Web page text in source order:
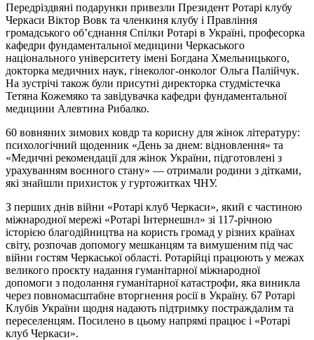
Передріздвяні подарунки привезли Президент Ротарі клубу
Черкаси Віктор Вовк та членкиня клубу і Правління
громадського об’єднання Спілки Ротарі в Україні, професорка
кафедри фундаментальної медицини Черкаського
національного університету імені Богдана Хмельницького,
докторка медичних наук, гінеколог-онколог Ольга Палійчук.
На зустрічі також були присутні директорка студмістечка
Тетяна Кожемяко та завідувачка кафедри фундаментальної
медицини Алевтина Рибалко.
60 вовняних зимових ковдр та корисну для жінок літературу:
психологічний щоденник «День за днем: відновлення» та
«Медичні рекомендації для жінок України, підготовлені з
урахуванням воєнного стану» — отримали родини з дітками,
які знайшли прихисток у гуртожитках ЧНУ.
З перших днів війни «Ротарі клуб Черкаси», який є частиною
міжнародної мережі «Ротарі Інтернешнл» зі 117-річною
історією благодійництва на користь громад у різних країнах
світу, розпочав допомогу мешканцям та вимушеним під час
війни гостям Черкаської області. Ротарійці працюють у межах
великого проєкту надання гуманітарної міжнародної
допомоги з подолання гуманітарної катастрофи, яка виникла
через повномасштабне вторгнення росії в Україну. 67 Ротарі
Клубів України щодня надають підтримку постраждалим та
переселенцям. Посилено в цьому напрямі працює і «Ротарі
клуб Черкаси».